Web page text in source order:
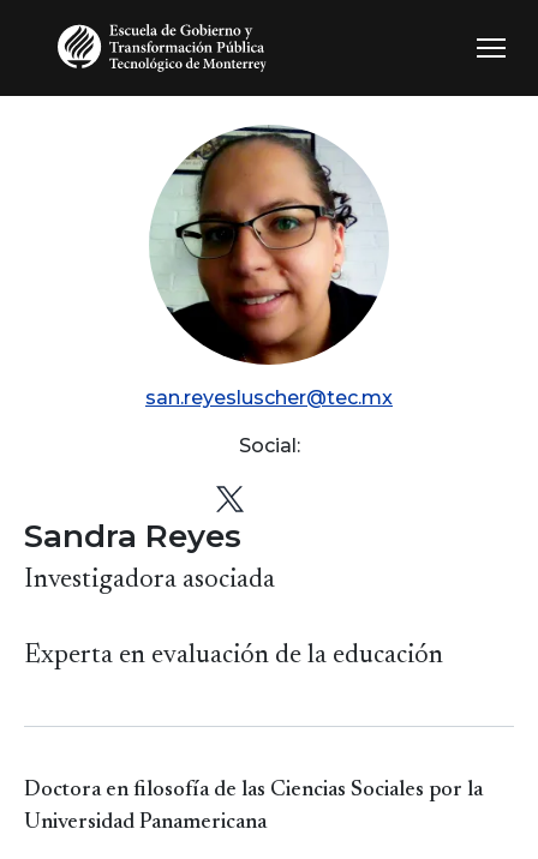
san.reyesluscher@tec.mx
Social:
Sandra Reyes
Investigadora asociada
Experta en evaluación de la educación
Doctora en filosofía de las Ciencias Sociales por la
Universidad Panamericana